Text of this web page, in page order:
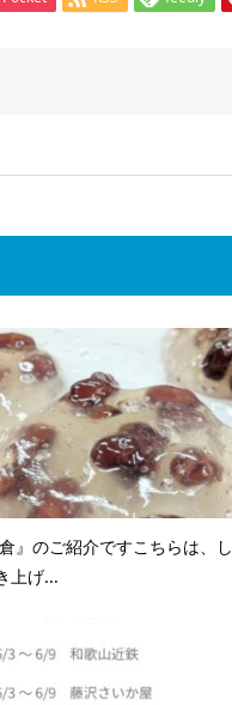
』のご紹介ですこちらは、し
上げ...